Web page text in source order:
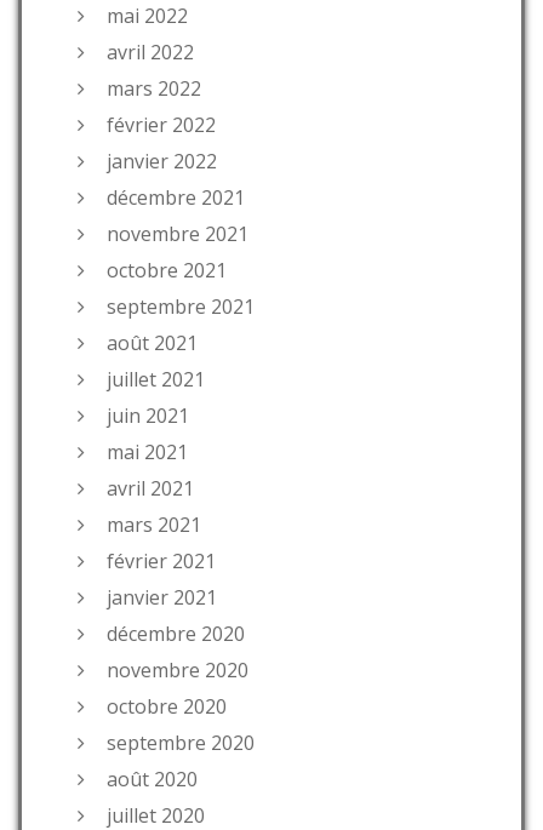
mai 2022
avril 2022
mars 2022
février 2022
janvier 2022
décembre 2021
novembre 2021
octobre 2021
septembre 2021
août 2021
juillet 2021
juin 2021
mai 2021
avril 2021
mars 2021
février 2021
janvier 2021
décembre 2020
novembre 2020
octobre 2020
septembre 2020
août 2020
juillet 2020